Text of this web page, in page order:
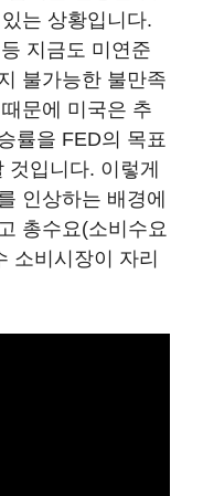
는 상황입니다.
지금도 미연준
불가능한 불만족
문에 미국은 추
률을 FED의 목표
입니다. 이렇게
인상하는 배경에
총수요(소비수요
소비시장이 자리